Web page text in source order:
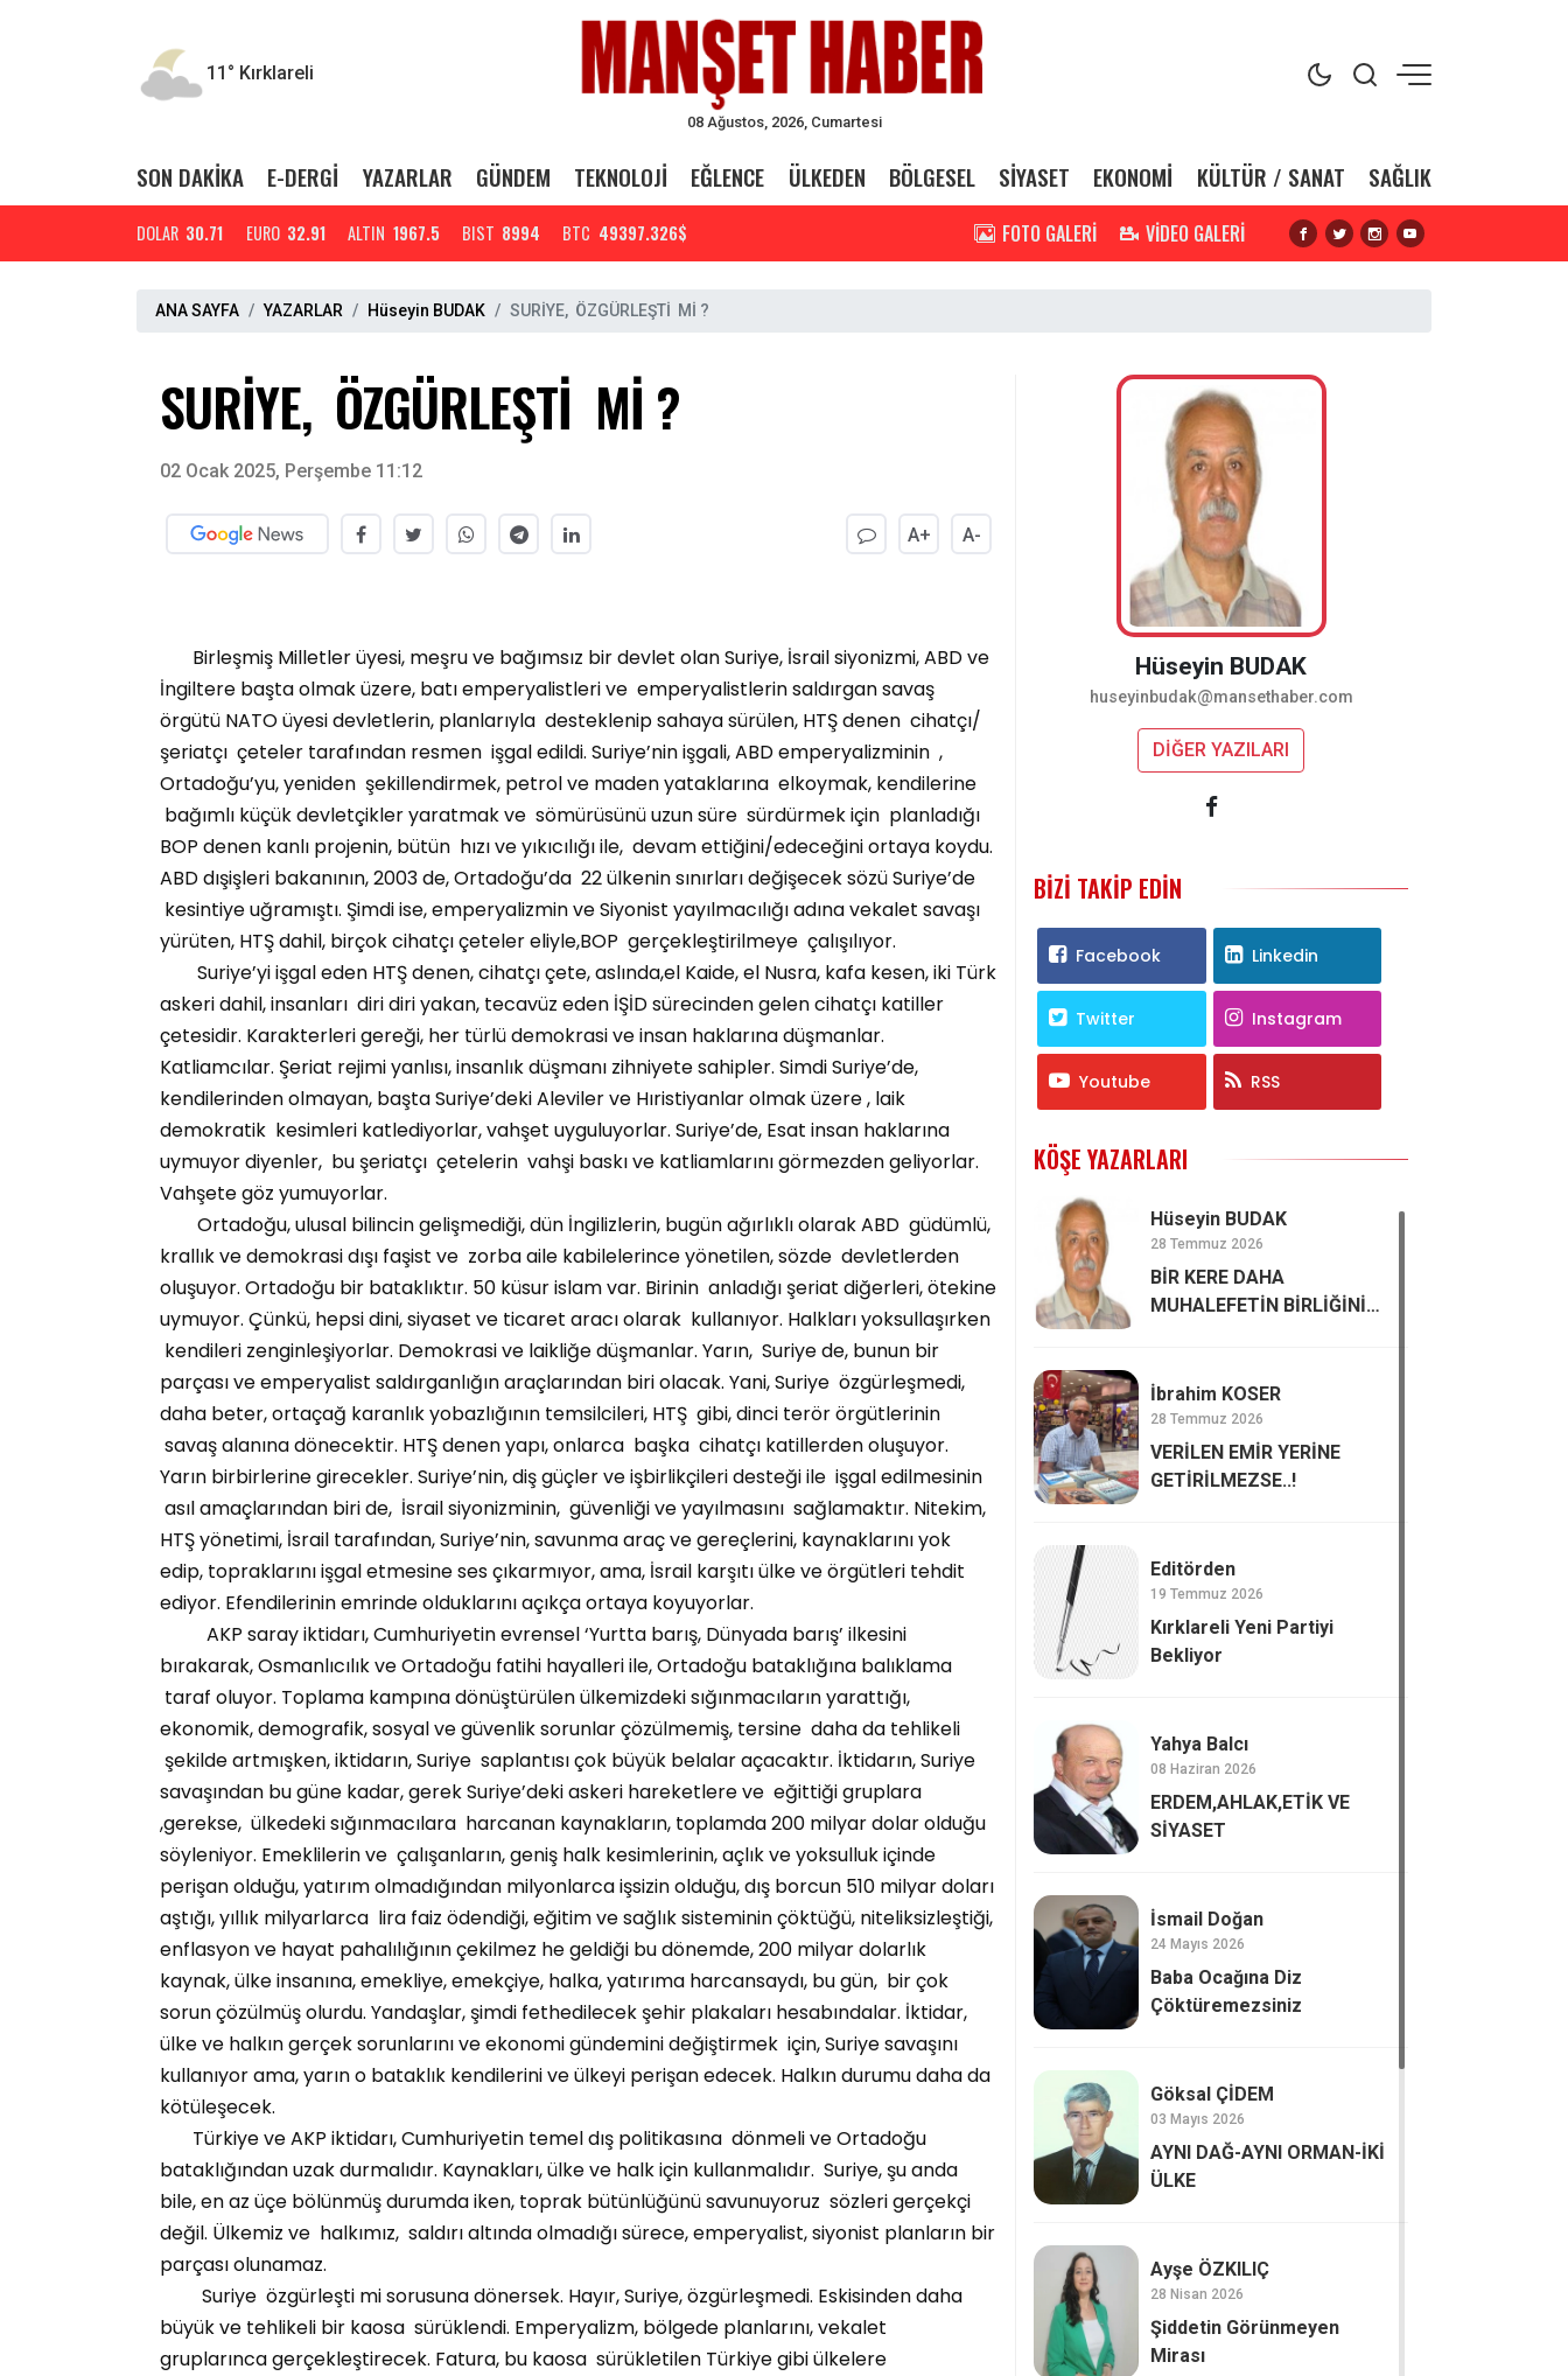
11° Kırklareli
08 Ağustos, 2026, Cumartesi
SON DAKİKA E-DERGİ YAZARLAR GÜNDEM TEKNOLOJİ EĞLENCE ÜLKEDEN BÖLGESEL SİYASET EKONOMİ KÜLTÜR / SANAT SAĞLIK
DOLAR 30.71 EURO 32.91 ALTIN 1967.5 BIST 8994 BTC 49397.326$ FOTO GALERİ VİDEO GALERİ
ANA SAYFA YAZARLAR Hüseyin BUDAK SURİYE, ÖZGÜRLEŞTİ Mİ ?
SURİYE, ÖZGÜRLEŞTİ Mİ ?
02 Ocak 2025, Perşembe 11:12
A+ A-
Birleşmiş Milletler üyesi, meşru ve bağımsız bir devlet olan Suriye, İsrail siyonizmi, ABD ve
İngiltere başta olmak üzere, batı emperyalistleri ve emperyalistlerin saldırgan savaş
örgütü NATO üyesi devletlerin, planlarıyla desteklenip sahaya sürülen, HTŞ denen cihatçı/
şeriatçı çeteler tarafından resmen işgal edildi. Suriye’nin işgali, ABD emperyalizminin ,
Ortadoğu’yu, yeniden şekillendirmek, petrol ve maden yataklarına elkoymak, kendilerine
bağımlı küçük devletçikler yaratmak ve sömürüsünü uzun süre sürdürmek için planladığı
BOP denen kanlı projenin, bütün hızı ve yıkıcılığı ile, devam ettiğini/edeceğini ortaya koydu.
ABD dışişleri bakanının, 2003 de, Ortadoğu’da 22 ülkenin sınırları değişecek sözü Suriye’de
kesintiye uğramıştı. Şimdi ise, emperyalizmin ve Siyonist yayılmacılığı adına vekalet savaşı
yürüten, HTŞ dahil, birçok cihatçı çeteler eliyle,BOP gerçekleştirilmeye çalışılıyor.
Suriye’yi işgal eden HTŞ denen, cihatçı çete, aslında,el Kaide, el Nusra, kafa kesen, iki Türk
askeri dahil, insanları diri diri yakan, tecavüz eden İŞİD sürecinden gelen cihatçı katiller
çetesidir. Karakterleri gereği, her türlü demokrasi ve insan haklarına düşmanlar.
Katliamcılar. Şeriat rejimi yanlısı, insanlık düşmanı zihniyete sahipler. Simdi Suriye’de,
kendilerinden olmayan, başta Suriye’deki Aleviler ve Hıristiyanlar olmak üzere , laik
demokratik kesimleri katlediyorlar, vahşet uyguluyorlar. Suriye’de, Esat insan haklarına
uymuyor diyenler, bu şeriatçı çetelerin vahşi baskı ve katliamlarını görmezden geliyorlar.
Vahşete göz yumuyorlar.
Ortadoğu, ulusal bilincin gelişmediği, dün İngilizlerin, bugün ağırlıklı olarak ABD güdümlü,
krallık ve demokrasi dışı faşist ve zorba aile kabilelerince yönetilen, sözde devletlerden
oluşuyor. Ortadoğu bir bataklıktır. 50 küsur islam var. Birinin anladığı şeriat diğerleri, ötekine
uymuyor. Çünkü, hepsi dini, siyaset ve ticaret aracı olarak kullanıyor. Halkları yoksullaşırken
kendileri zenginleşiyorlar. Demokrasi ve laikliğe düşmanlar. Yarın, Suriye de, bunun bir
parçası ve emperyalist saldırganlığın araçlarından biri olacak. Yani, Suriye özgürleşmedi,
daha beter, ortaçağ karanlık yobazlığının temsilcileri, HTŞ gibi, dinci terör örgütlerinin
savaş alanına dönecektir. HTŞ denen yapı, onlarca başka cihatçı katillerden oluşuyor.
Yarın birbirlerine girecekler. Suriye’nin, diş güçler ve işbirlikçileri desteği ile işgal edilmesinin
asıl amaçlarından biri de, İsrail siyonizminin, güvenliği ve yayılmasını sağlamaktır. Nitekim,
HTŞ yönetimi, İsrail tarafından, Suriye’nin, savunma araç ve gereçlerini, kaynaklarını yok
edip, topraklarını işgal etmesine ses çıkarmıyor, ama, İsrail karşıtı ülke ve örgütleri tehdit
ediyor. Efendilerinin emrinde olduklarını açıkça ortaya koyuyorlar.
AKP saray iktidarı, Cumhuriyetin evrensel ‘Yurtta barış, Dünyada barış’ ilkesini
bırakarak, Osmanlıcılık ve Ortadoğu fatihi hayalleri ile, Ortadoğu bataklığına balıklama
taraf oluyor. Toplama kampına dönüştürülen ülkemizdeki sığınmacıların yarattığı,
ekonomik, demografik, sosyal ve güvenlik sorunlar çözülmemiş, tersine daha da tehlikeli
şekilde artmışken, iktidarın, Suriye saplantısı çok büyük belalar açacaktır. İktidarın, Suriye
savaşından bu güne kadar, gerek Suriye’deki askeri hareketlere ve eğittiği gruplara
,gerekse, ülkedeki sığınmacılara harcanan kaynakların, toplamda 200 milyar dolar olduğu
söyleniyor. Emeklilerin ve çalışanların, geniş halk kesimlerinin, açlık ve yoksulluk içinde
perişan olduğu, yatırım olmadığından milyonlarca işsizin olduğu, dış borcun 510 milyar doları
aştığı, yıllık milyarlarca lira faiz ödendiği, eğitim ve sağlık sisteminin çöktüğü, niteliksizleştiği,
enflasyon ve hayat pahalılığının çekilmez he geldiği bu dönemde, 200 milyar dolarlık
kaynak, ülke insanına, emekliye, emekçiye, halka, yatırıma harcansaydı, bu gün, bir çok
sorun çözülmüş olurdu. Yandaşlar, şimdi fethedilecek şehir plakaları hesabındalar. İktidar,
ülke ve halkın gerçek sorunlarını ve ekonomi gündemini değiştirmek için, Suriye savaşını
kullanıyor ama, yarın o bataklık kendilerini ve ülkeyi perişan edecek. Halkın durumu daha da
kötüleşecek.
Türkiye ve AKP iktidarı, Cumhuriyetin temel dış politikasına dönmeli ve Ortadoğu
bataklığından uzak durmalıdır. Kaynakları, ülke ve halk için kullanmalıdır. Suriye, şu anda
bile, en az üçe bölünmüş durumda iken, toprak bütünlüğünü savunuyoruz sözleri gerçekçi
değil. Ülkemiz ve halkımız, saldırı altında olmadığı sürece, emperyalist, siyonist planların bir
parçası olunamaz.
Suriye özgürleşti mi sorusuna dönersek. Hayır, Suriye, özgürleşmedi. Eskisinden daha
büyük ve tehlikeli bir kaosa sürüklendi. Emperyalizm, bölgede planlarını, vekalet
gruplarınca gerçekleştirecek. Fatura, bu kaosa sürükletilen Türkiye gibi ülkelere
Hüseyin BUDAK
huseyinbudak@mansethaber.com
DİĞER YAZILARI
BIZI TAKIP EDIN
Facebook Linkedin
Twitter Instagram
Youtube RSS
KÖŞE YAZARLARI
Hüseyin BUDAK
28 Temmuz 2026
BİR KERE DAHA
MUHALEFETİN BİRLİĞİNİN
İbrahim KOSER
28 Temmuz 2026
VERİLEN EMİR YERİNE
GETİRİLMEZSE..!
Editörden
19 Temmuz 2026
Kırklareli Yeni Partiyi
Bekliyor
Yahya Balcı
08 Haziran 2026
ERDEM,AHLAK,ETİK VE
SİYASET
İsmail Doğan
24 Mayıs 2026
Baba Ocağına Diz
Çöktüremezsiniz
Göksal ÇİDEM
03 Mayıs 2026
AYNI DAĞ-AYNI ORMAN-İKİ
ÜLKE
Ayşe ÖZKILIÇ
28 Nisan 2026
Şiddetin Görünmeyen
Mirası